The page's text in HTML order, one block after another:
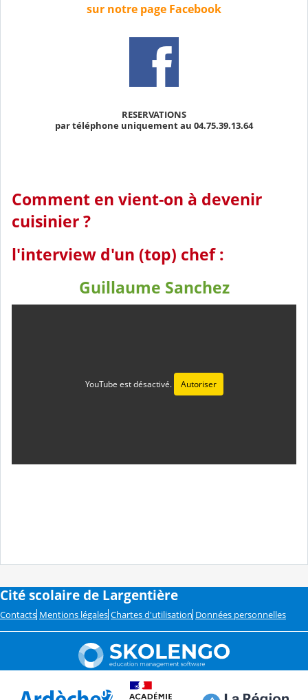
sur notre page Facebook
RESERVATIONS
par téléphone uniquement au 04.75.39.13.64
Comment en vient-on à devenir
cuisinier ?
l'interview d'un (top) chef :
Guillaume Sanchez
YouTube est désactivé. Autoriser
Cité scolaire de Largentière
Contacts Mentions légales Chartes d'utilisation Données personnelles